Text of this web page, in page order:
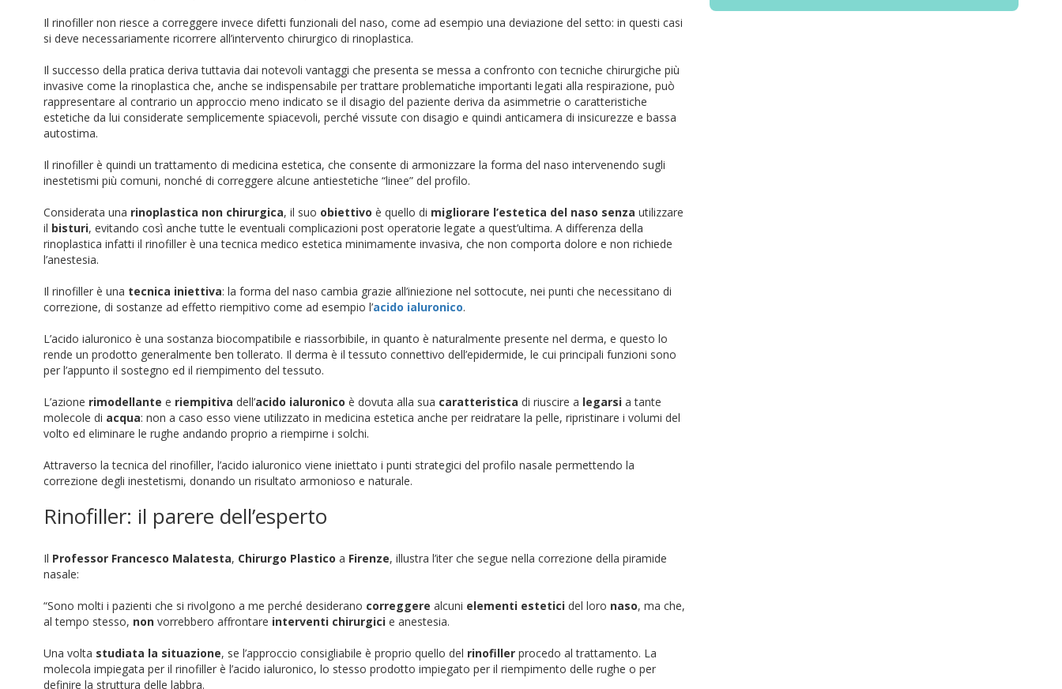
Il rinofiller non riesce a correggere invece difetti funzionali del naso, come ad esempio una deviazione del setto: in questi casi
si deve necessariamente ricorrere all’intervento chirurgico di rinoplastica.
Il successo della pratica deriva tuttavia dai notevoli vantaggi che presenta se messa a confronto con tecniche chirurgiche più
invasive come la rinoplastica che, anche se indispensabile per trattare problematiche importanti legati alla respirazione, può
rappresentare al contrario un approccio meno indicato se il disagio del paziente deriva da asimmetrie o caratteristiche
estetiche da lui considerate semplicemente spiacevoli, perché vissute con disagio e quindi anticamera di insicurezze e bassa
autostima.
Il rinofiller è quindi un trattamento di medicina estetica, che consente di armonizzare la forma del naso intervenendo sugli
inestetismi più comuni, nonché di correggere alcune antiestetiche “linee” del profilo.
Considerata una rinoplastica non chirurgica, il suo obiettivo è quello di migliorare l’estetica del naso senza utilizzare
il bisturi, evitando così anche tutte le eventuali complicazioni post operatorie legate a quest’ultima. A differenza della
rinoplastica infatti il rinofiller è una tecnica medico estetica minimamente invasiva, che non comporta dolore e non richiede
l’anestesia.
Il rinofiller è una tecnica iniettiva: la forma del naso cambia grazie all’iniezione nel sottocute, nei punti che necessitano di
correzione, di sostanze ad effetto riempitivo come ad esempio l’acido ialuronico.
L’acido ialuronico è una sostanza biocompatibile e riassorbibile, in quanto è naturalmente presente nel derma, e questo lo
rende un prodotto generalmente ben tollerato. Il derma è il tessuto connettivo dell’epidermide, le cui principali funzioni sono
per l’appunto il sostegno ed il riempimento del tessuto.
L’azione rimodellante e riempitiva dell’acido ialuronico è dovuta alla sua caratteristica di riuscire a legarsi a tante
molecole di acqua: non a caso esso viene utilizzato in medicina estetica anche per reidratare la pelle, ripristinare i volumi del
volto ed eliminare le rughe andando proprio a riempirne i solchi.
Attraverso la tecnica del rinofiller, l’acido ialuronico viene iniettato i punti strategici del profilo nasale permettendo la
correzione degli inestetismi, donando un risultato armonioso e naturale.
Rinofiller: il parere dell’esperto
Il Professor Francesco Malatesta, Chirurgo Plastico a Firenze, illustra l’iter che segue nella correzione della piramide
nasale:
“Sono molti i pazienti che si rivolgono a me perché desiderano correggere alcuni elementi estetici del loro naso, ma che,
al tempo stesso, non vorrebbero affrontare interventi chirurgici e anestesia.
Una volta studiata la situazione, se l’approccio consigliabile è proprio quello del rinofiller procedo al trattamento. La
molecola impiegata per il rinofiller è l’acido ialuronico, lo stesso prodotto impiegato per il riempimento delle rughe o per
definire la struttura delle labbra.